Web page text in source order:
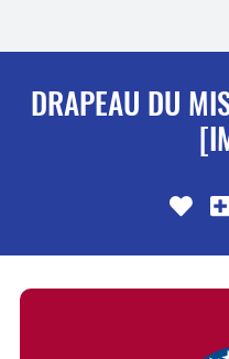
DRAPEAU DU